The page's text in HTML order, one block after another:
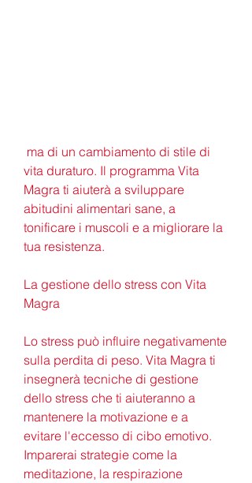
vita duraturo. Il programma Vita
Magra ti aiuterà a sviluppare
abitudini alimentari sane, a
tonificare i muscoli e a migliorare la
tua resistenza.
La gestione dello stress con Vita
Magra
Lo stress può influire negativamente
sulla perdita di peso. Vita Magra ti
insegnerà tecniche di gestione
dello stress che ti aiuteranno a
mantenere la motivazione e a
evitare l'eccesso di cibo emotivo.
Imparerai strategie come la
meditazione, la respirazione